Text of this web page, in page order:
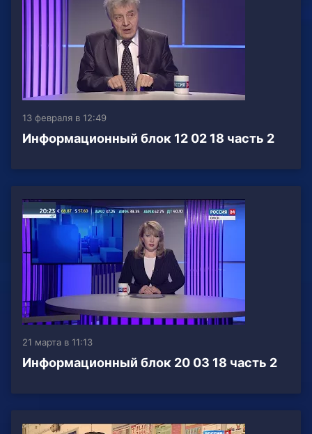
13 февраля в 12:49
Информационный блок 12 02 18 часть 2
21 марта в 11:13
Информационный блок 20 03 18 часть 2